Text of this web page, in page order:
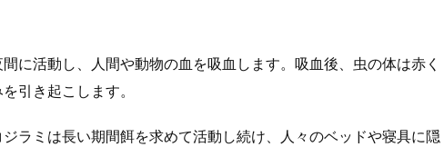
に活動し、人間や動物の血を吸血します。吸血後、虫の体は赤く
引き起こします。
ラミは長い期間餌を求めて活動し続け、人々のベッドや寝具に隠